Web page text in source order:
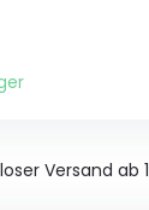
Versand ab